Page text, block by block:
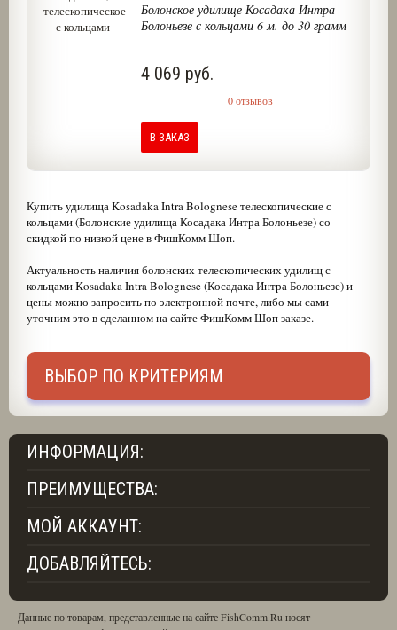
Болонское удилище Косадака Интра
Болоньезе с кольцами 6 м. до 30 грамм
4 069 руб.
0 отзывов
В ЗАКАЗ
Купить удилища Kosadaka Intra Bolognese телескопические с
кольцами (Болонские удилища Косадака Интра Болоньезе) со
скидкой по низкой цене в ФишКомм Шоп.
Актуальность наличия болонских телескопических удилищ с
кольцами Kosadaka Intra Bolognese (Косадака Интра Болоньезе) и
цены можно запросить по электронной почте, либо мы сами
уточним это в сделанном на сайте ФишКомм Шоп заказе.
ВЫБОР ПО КРИТЕРИЯМ
ИНФОРМАЦИЯ:
ПРЕИМУЩЕСТВА:
МОЙ АККАУНТ:
ДОБАВЛЯЙТЕСЬ:
Данные по товарам, представленные на сайте FishComm.Ru носят